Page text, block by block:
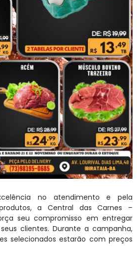
no atendimento e pela
a Central das Carnes –
seu compromisso em entregar
clientes. Durante a campanha,
selecionados estarão com preços